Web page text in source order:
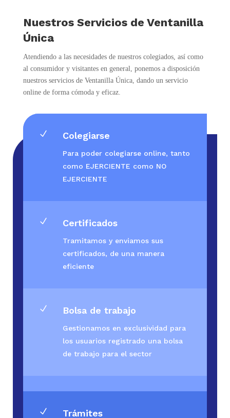
Nuestros Servicios de Ventanilla
Única
Atendiendo a las necesidades de nuestros colegiados, así como
al consumidor y visitantes en general, ponemos a disposición
nuestros servicios de Ventanilla Única, dando un servicio
online de forma cómoda y eficaz.
N Colegiarse
Para poder colegiarse online, tanto
como EJERCIENTE como NO
EJERCIENTE
N Certificados
Tramitamos y enviamos sus
certificados, de una manera
eficiente
N Bolsa de trabajo
Gestionamos en exclusividad para
los usuarios registrado una bolsa
de trabajo para el sector
N Trámites